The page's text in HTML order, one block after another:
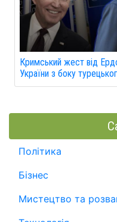
Кримський жест від
України з боку
Політика
Бізнес
Мистецтво та